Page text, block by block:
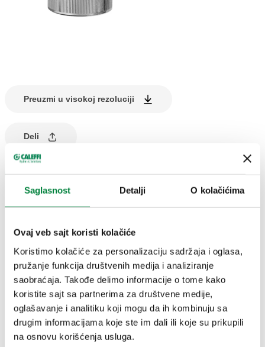
Saglasnost Detalji O kolačićima
Ovaj veb sajt koristi kolačiće
Koristimo kolačiće za personalizaciju sadržaja i oglasa,
pružanje funkcija društvenih medija i analiziranje
saobraćaja. Takođe delimo informacije o tome kako
koristite sajt sa partnerima za društvene medije,
oglašavanje i analitiku koji mogu da ih kombinuju sa
drugim informacijama koje ste im dali ili koje su prikupili
na osnovu korišćenja usluga.
Preuzmi u visokoj rezoluciji
Deli
Pronađi prodavnicu
Proporcionalni linearni aktuator za FLOWMATIC®
regulacioni ventil serije 145 i set serije 149.
TEHNIČKI PODACI
Dužina napojnog kabla:1,5 m
Povratni signal:0–10 V